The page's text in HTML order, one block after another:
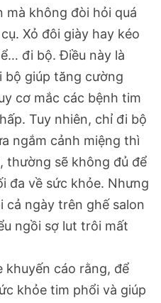
mà không đòi hỏi quá
Xỏ đôi giày hay kéo
đi bộ. Điều này là
bộ giúp tăng cường
cơ mắc các bệnh tim
Tuy nhiên, chỉ đi bộ
ngắm cảnh miệng thì
thường sẽ không đủ để
đa về sức khỏe. Nhưng
cả ngày trên ghế salon
ngồi sợ lut trôi mất
khuyến cáo rằng, để
khỏe tim phổi và giúp